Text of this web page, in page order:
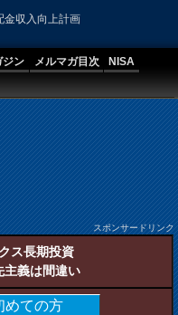
金収入向上計画
ジン メルマガ目次
NISA
スポンサードリンク
ス長期投資
主義は間違い
めての方